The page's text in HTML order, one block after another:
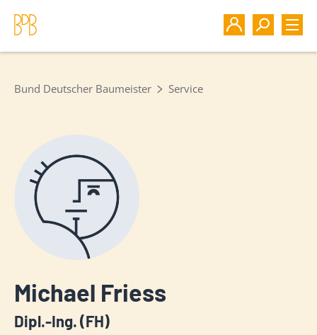
Bund Deutscher Baumeister Service
Michael Friess
Dipl.-Ing. (FH)